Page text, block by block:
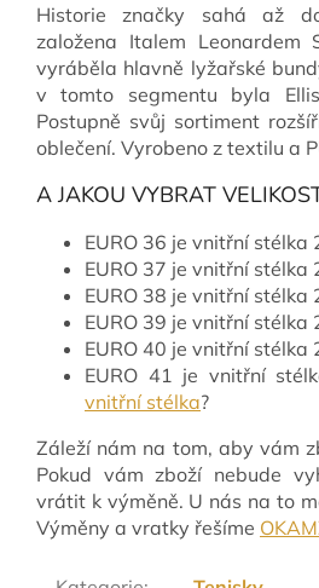
Historie značky sahá až
založena Italem Leonardem
vyráběla hlavně lyžařské
v tomto segmentu byla
Postupně svůj sortiment
oblečení. Vyrobeno z textilu a
A JAKOU VYBRAT
EURO 36 je vnitřní stélka
EURO 37 je vnitřní stélka
EURO 38 je vnitřní stélka
EURO 39 je vnitřní stélka
EURO 40 je vnitřní stélka
EURO 41 je vnitřní
vnitřní stélka?
Záleží nám na tom, aby vám
Pokud vám zboží nebude
vrátit k výměně. U nás na to
Výměny a vratky řešíme